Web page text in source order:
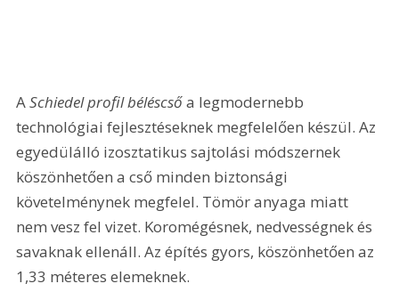
A Schiedel profil béléscső a legmodernebb
technológiai fejlesztéseknek megfelelően készül. Az
egyedülálló izosztatikus sajtolási módszernek
köszönhetően a cső minden biztonsági
követelménynek megfelel. Tömör anyaga miatt
nem vesz fel vizet. Koromégésnek, nedvességnek és
savaknak ellenáll. Az építés gyors, köszönhetően az
1,33 méteres elemeknek.